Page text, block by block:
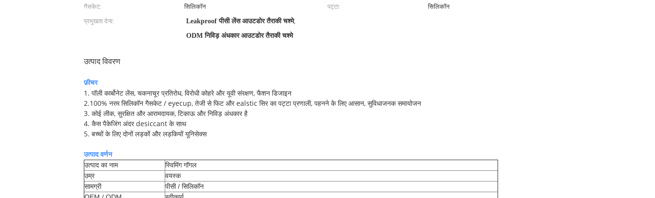
गैसकेट:
सिलिकॉन पट्टा:
सिलिकॉन
प्रमुखता देना:
Leakproof पीसी लेंस आउटडोर तैराकी चश्मे,
ODM निविड़ अंधकार आउटडोर तैराकी चश्मे
उत्पाद विवरण
फ़ीचर
1. पॉली कार्बोनेट लेंस, चकनाचूर प्रतिरोध, विरोधी कोहरे और यूवी संरक्षण, फैशन डिजाइन
2.100% नरम सिलिकॉन गैसकेट / eyecup, तेजी से फिट और ealstic सिर का पट्टा प्रणाली, पहनने के लिए आसान, सुविधाजनक समायोजन
3. कोई लीक, सुरक्षित और आरामदायक, टिकाऊ और निविड़ अंधकार है
4. कैस पैकेजिंग अंदर desiccant के साथ
5. बच्चों के लिए दोनों लड़कों और लड़कियों यूनिसेक्स
उत्पाद वर्णन
उत्पाद का नाम
स्विमिंग गॉगल
उम्र
वयस्क
सामग्री
पीसी / सिलिकॉन